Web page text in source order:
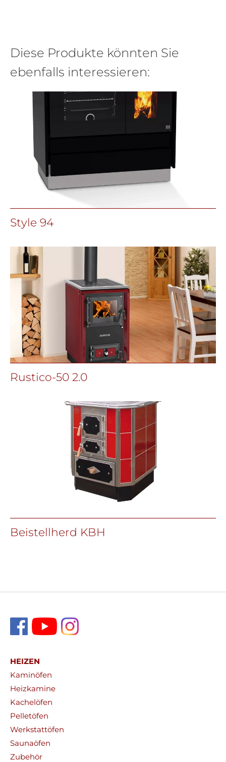
Diese Produkte könnten Sie
ebenfalls interessieren:
Style 94
Rustico-50 2.0
Beistellherd KBH
HEIZEN
Kaminöfen
Heizkamine
Kachelöfen
Pelletöfen
Werkstattöfen
Saunaöfen
Zubehör